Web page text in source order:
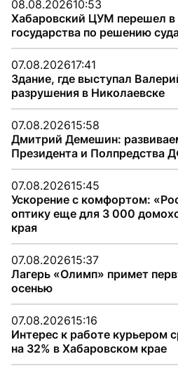
08.08.202610:53
Хабаровский ЦУМ перешел в
государства по решению
07.08.202617:41
Здание, где выступал
разрушения в Николаевске
07.08.202615:58
Дмитрий Демешин:
Президента и Полпредства
07.08.202615:45
Ускорение с комфортом:
оптику еще для 3 000
края
07.08.202615:37
Лагерь «Олимп» примет
осенью
07.08.202615:16
Интерес к работе курьером
на 32% в Хабаровском крае